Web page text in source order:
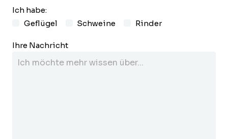
Ich habe:
Geflügel
Schweine Rinder
Ihre Nachricht